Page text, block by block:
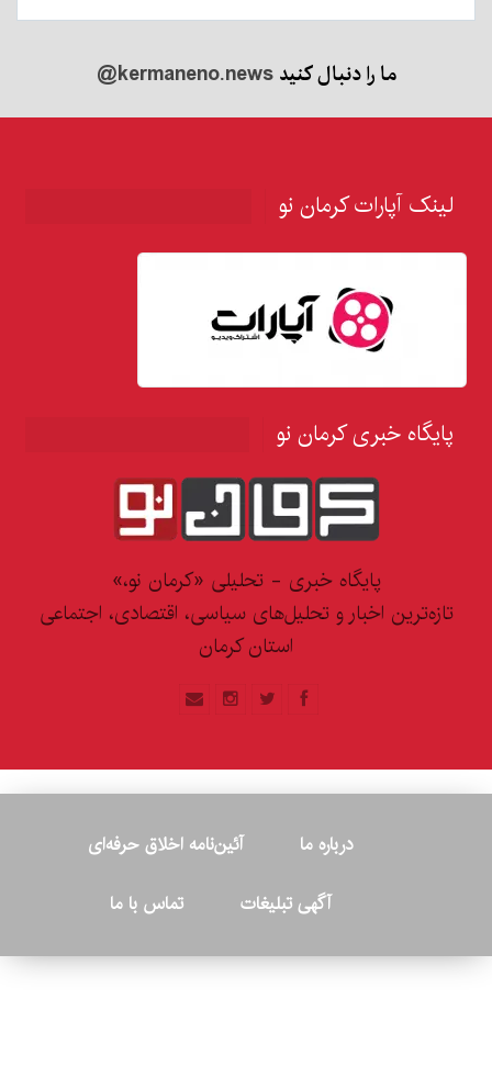
ما را دنبال کنید@kermaneno.news
لینک آپارات کرمان نو
پایگاه خبری کرمان نو
پایگاه خبری - تحلیلی «کرمان نو،»
تازه‌ترین اخبار و تحلیل‌های سیاسی، اقتصادی، اجتماعی
استان کرمان
درباره ما
آئین‌نامه اخلاق حرفه‌ای
آگهی تبلیغات
تماس با ما